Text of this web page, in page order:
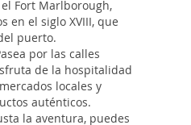
Fort Marlborough,
en el siglo XVIII, que
puerto.
por las calles
de la hospitalidad
locales y
auténticos.
la aventura, puedes